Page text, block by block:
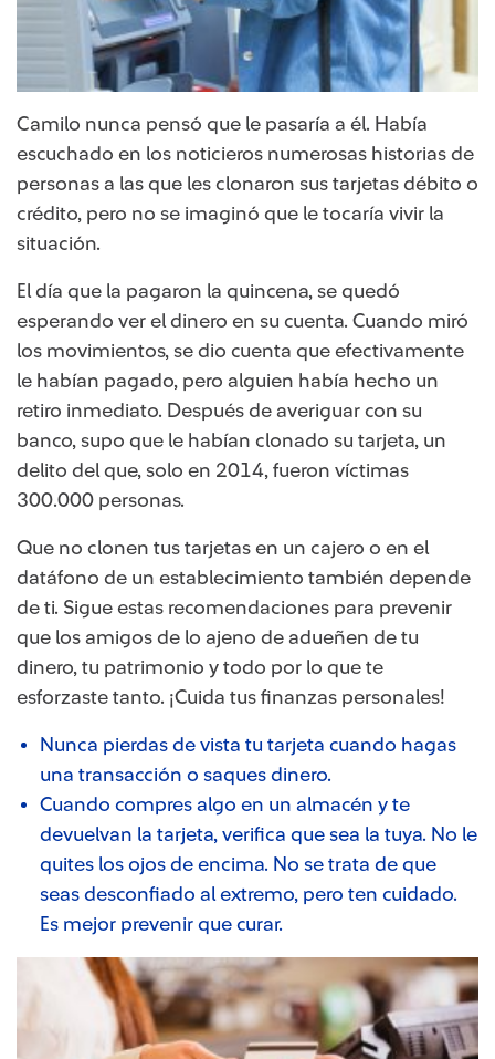
Camilo nunca pensó que le pasaría a él. Había
escuchado en los noticieros numerosas historias de
personas a las que les clonaron sus tarjetas débito o
crédito, pero no se imaginó que le tocaría vivir la
situación.
El día que la pagaron la quincena, se quedó
esperando ver el dinero en su cuenta. Cuando miró
los movimientos, se dio cuenta que efectivamente
le habían pagado, pero alguien había hecho un
retiro inmediato. Después de averiguar con su
banco, supo que le habían clonado su tarjeta, un
delito del que, solo en 2014, fueron víctimas
300.000 personas.
Que no clonen tus tarjetas en un cajero o en el
datáfono de un establecimiento también depende
de ti. Sigue estas recomendaciones para prevenir
que los amigos de lo ajeno de adueñen de tu
dinero, tu patrimonio y todo por lo que te
esforzaste tanto. ¡Cuida tus finanzas personales!
Nunca pierdas de vista tu tarjeta cuando hagas
una transacción o saques dinero.
Cuando compres algo en un almacén y te
devuelvan la tarjeta, verifica que sea la tuya. No le
quites los ojos de encima. No se trata de que
seas desconfiado al extremo, pero ten cuidado.
Es mejor prevenir que curar.